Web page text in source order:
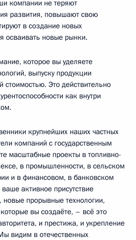
компании не теряют
развития, повышают свою
в создание новых
осваивать новые рынки.
которое вы уделяете
выпуску продукции
стоимостью. Это действительно
как внутри
крупнейших наших частных
компаний с государственным
масштабные проекты в топливно-
в промышленности, в сельском
и в финансовом, в банковском
активное присутствие
новые прорывные технологии,
вы создаёте, – всё это
и престижа, и укрепление
видим в отечественных